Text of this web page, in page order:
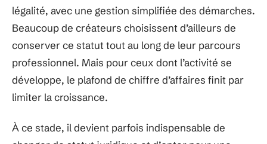
légalité, avec une gestion simplifiée des démarches.
Beaucoup de créateurs choisissent d’ailleurs de
conserver ce statut tout au long de leur parcours
professionnel. Mais pour ceux dont l’activité se
développe, le plafond de chiffre d’affaires finit par
limiter la croissance.
À ce stade, il devient parfois indispensable de